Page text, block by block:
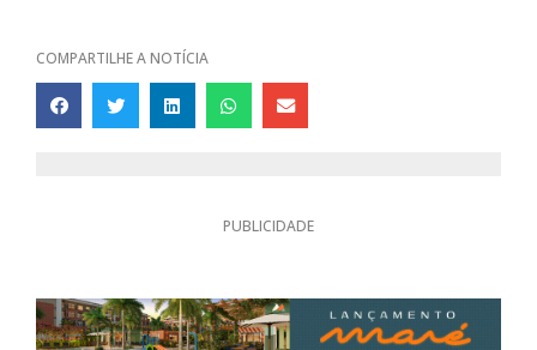
COMPARTILHE A NOTÍCIA
PUBLICIDADE